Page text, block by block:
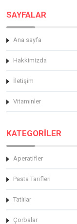
SAYFALAR
Ana sayfa
Hakkimizda
İletişim
Vitaminler
KATEGORİLER
Aperatifler
Pasta Tarifleri
Tatlılar
Çorbalar